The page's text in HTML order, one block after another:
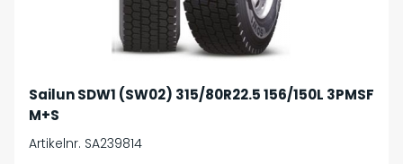
Sailun SDW1 (SW02) 315/80R22.5 156/150L 3PMSF
M+S
Artikelnr. SA239814